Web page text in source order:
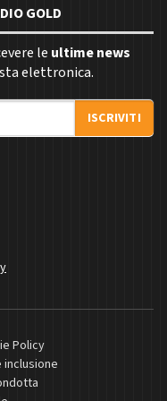
GOLD
le ultime news
elettronica.
ISCRIVITI
Policy